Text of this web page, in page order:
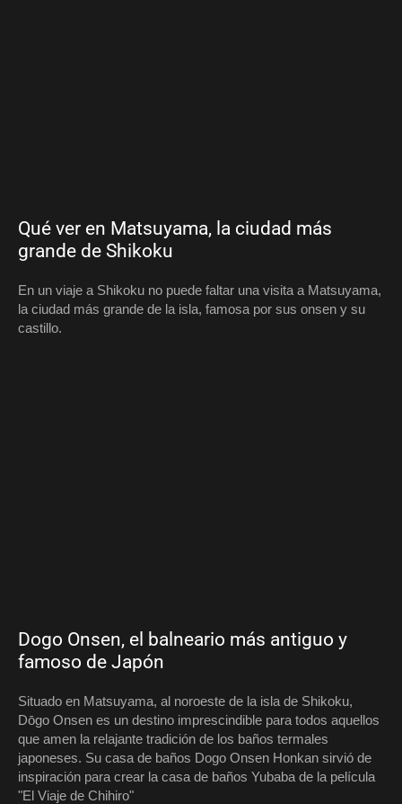
Qué ver en Matsuyama, la ciudad más
grande de Shikoku
En un viaje a Shikoku no puede faltar una visita a Matsuyama,
la ciudad más grande de la isla, famosa por sus onsen y su
castillo.
Dogo Onsen, el balneario más antiguo y
famoso de Japón
Situado en Matsuyama, al noroeste de la isla de Shikoku,
Dōgo Onsen es un destino imprescindible para todos aquellos
que amen la relajante tradición de los baños termales
japoneses. Su casa de baños Dogo Onsen Honkan sirvió de
inspiración para crear la casa de baños Yubaba de la película
"El Viaje de Chihiro"